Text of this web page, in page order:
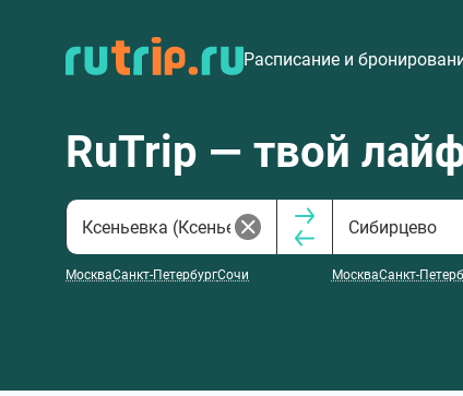
Расписание и
RuTrip — твой
МоскваСанкт-ПетербургСочи МоскваСанкт-